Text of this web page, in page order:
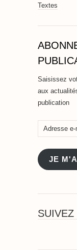
Textes
Saisissez
aux
publication
Adresse
e-
mail
JE
SUIVEZ